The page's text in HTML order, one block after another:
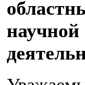
научной